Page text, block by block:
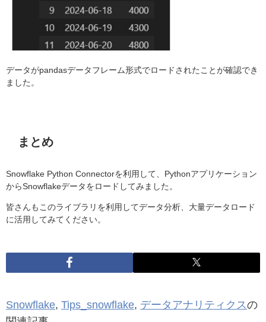
データがpandasデータフレーム形式でロードされたことが確認でき
ました。
まとめ
Snowflake Python Connectorを利用して、Pythonアプリケーション
からSnowflakeデータをロードしてみました。
皆さんもこのライブラリを利用してデータ分析、大量データロード
に活用してみてください。
Snowflake, Tips_snowflake, データアナリティクスの